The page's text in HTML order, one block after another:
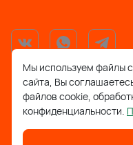
Липецкая обл., г.
Мы используем файлы
сайта, Вы
файлов cookie,
конфиденциальности.